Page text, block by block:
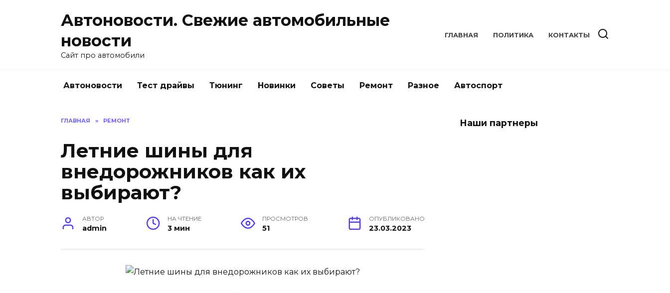
Автоновости. Свежие автомобильные
новости
Сайт про автомобили
ГЛАВНАЯ ПОЛИТИКА КОНТАКТЫ
Автоновости Тест драйвы Тюнинг Новинки Советы Ремонт Разное Автоспорт
ГЛАВНАЯ » РЕМОНТ
Летние шины для
внедорожников как их
выбирают?
АВТОР
admin
НА ЧТЕНИЕ
3 мин
ПРОСМОТРОВ
51
ОПУБЛИКОВАНО
23.03.2023
Наши партнеры